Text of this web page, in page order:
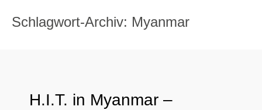
Schlagwort-Archiv: Myanmar
H.I.T. in Myanmar –